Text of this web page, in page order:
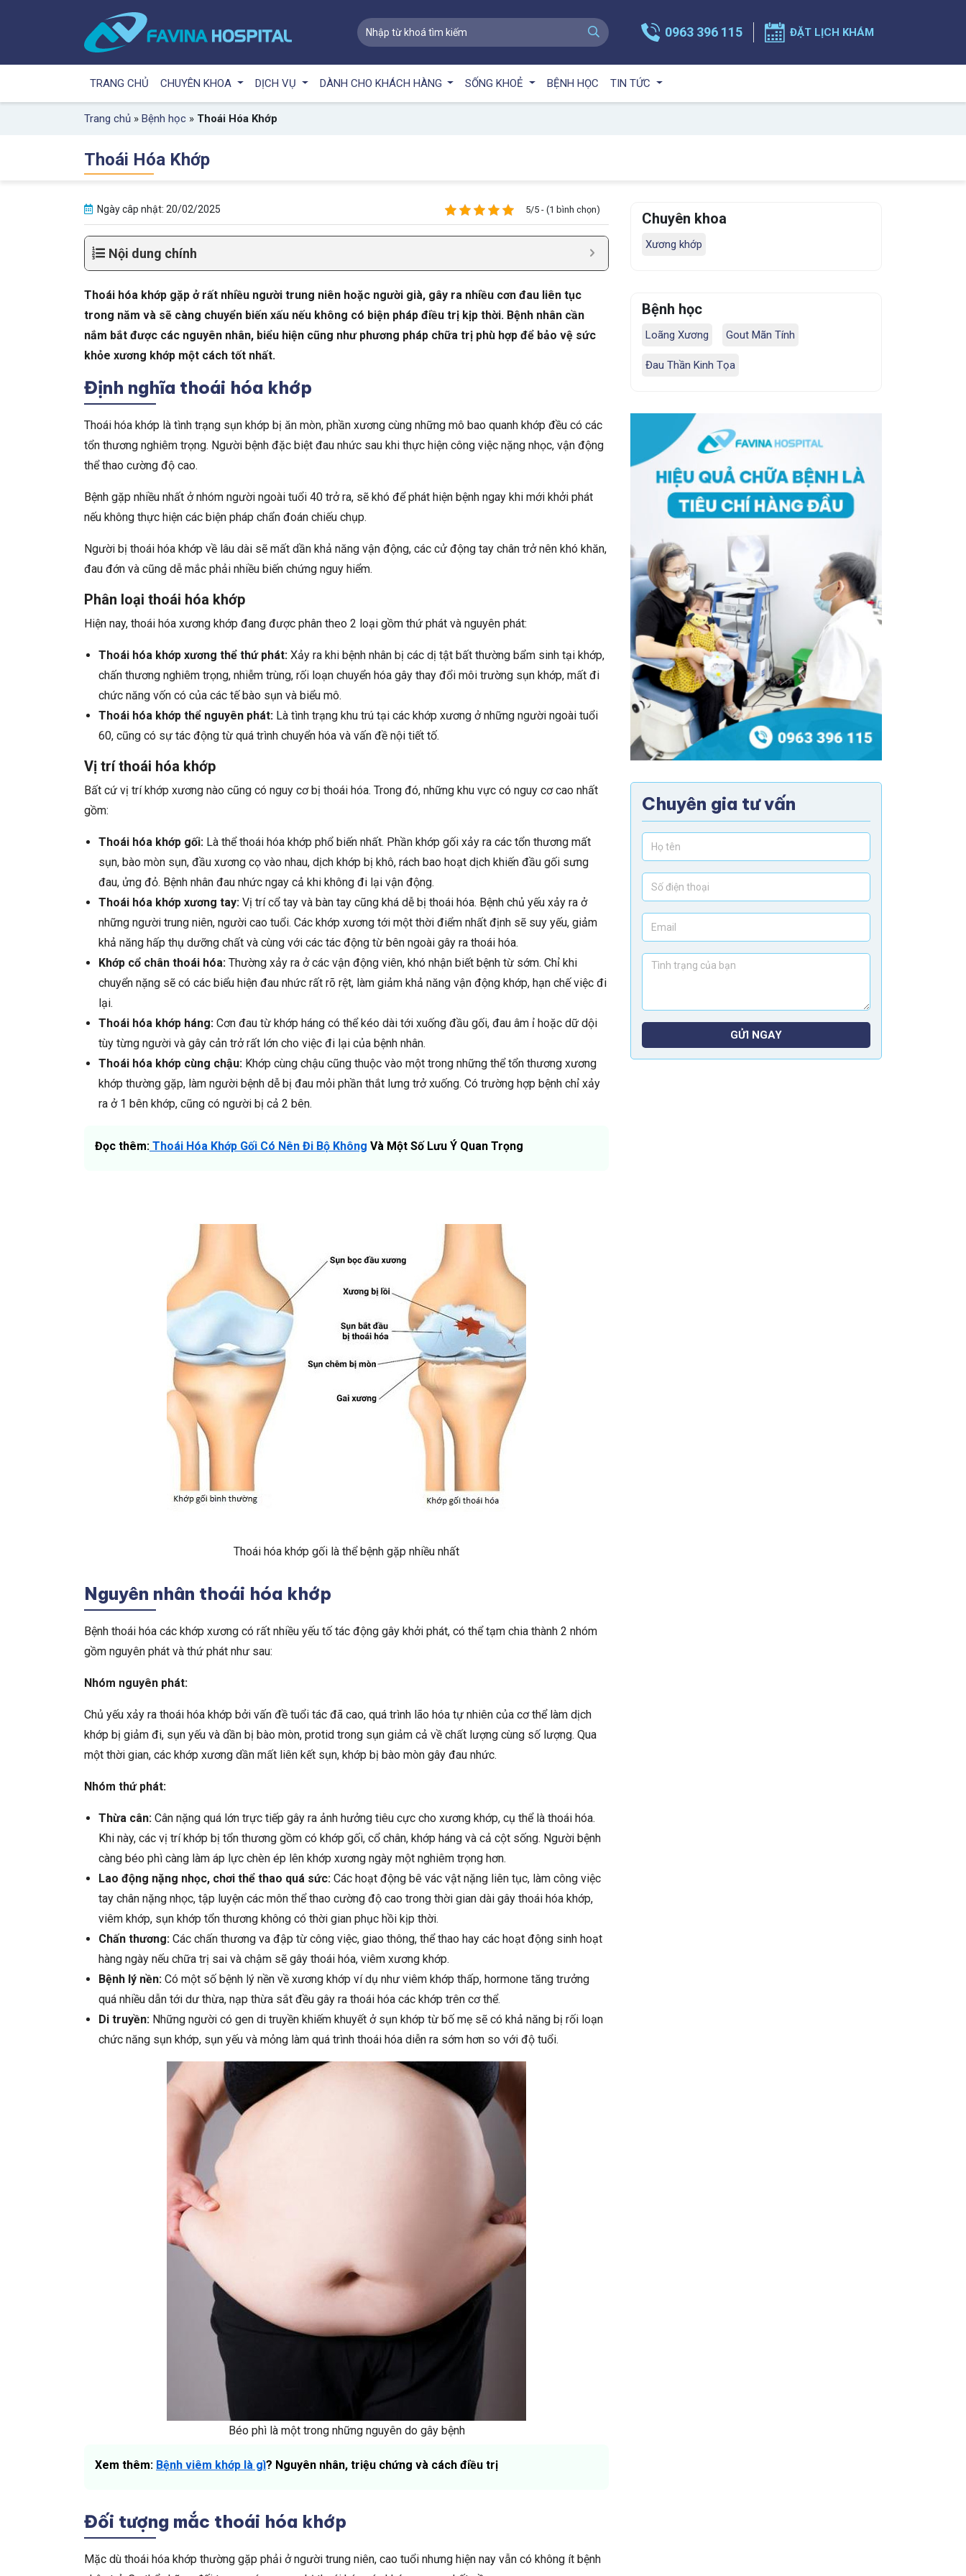
0963 396 115 ĐẶT LỊCH KHÁM
TRANG CHỦ CHUYÊN KHOA DỊCH VỤ DÀNH CHO KHÁCH HÀNG SỐNG KHOẺ BỆNH HỌC TIN TỨC
Trang chủ » Bệnh học » Thoái Hóa Khớp
Thoái Hóa Khớp
Ngày câp nhật: 20/02/2025 5/5 - (1 bình chọn)
Nội dung chính
Thoái hóa khớp gặp ở rất nhiều người trung niên hoặc người già, gây ra nhiều cơn đau liên tục
trong năm và sẽ càng chuyển biến xấu nếu không có biện pháp điều trị kịp thời. Bệnh nhân cần
nắm bắt được các nguyên nhân, biểu hiện cũng như phương pháp chữa trị phù hợp để bảo vệ sức
khỏe xương khớp một cách tốt nhất.
Định nghĩa thoái hóa khớp
Thoái hóa khớp là tình trạng sụn khớp bị ăn mòn, phần xương cùng những mô bao quanh khớp đều có các
tổn thương nghiêm trọng. Người bệnh đặc biệt đau nhức sau khi thực hiện công việc nặng nhọc, vận động
thể thao cường độ cao.
Bệnh gặp nhiều nhất ở nhóm người ngoài tuổi 40 trở ra, sẽ khó để phát hiện bệnh ngay khi mới khởi phát
nếu không thực hiện các biện pháp chẩn đoán chiếu chụp.
Người bị thoái hóa khớp về lâu dài sẽ mất dần khả năng vận động, các cử động tay chân trở nên khó khăn,
đau đớn và cũng dễ mắc phải nhiều biến chứng nguy hiểm.
Phân loại thoái hóa khớp
Hiện nay, thoái hóa xương khớp đang được phân theo 2 loại gồm thứ phát và nguyên phát:
Thoái hóa khớp xương thể thứ phát: Xảy ra khi bệnh nhân bị các dị tật bất thường bẩm sinh tại khớp,
chấn thương nghiêm trọng, nhiễm trùng, rối loạn chuyển hóa gây thay đổi môi trường sụn khớp, mất đi
chức năng vốn có của các tế bào sụn và biểu mô.
Thoái hóa khớp thể nguyên phát: Là tình trạng khu trú tại các khớp xương ở những người ngoài tuổi
60, cũng có sự tác động từ quá trình chuyển hóa và vấn đề nội tiết tố.
Vị trí thoái hóa khớp
Bất cứ vị trí khớp xương nào cũng có nguy cơ bị thoái hóa. Trong đó, những khu vực có nguy cơ cao nhất
gồm:
Thoái hóa khớp gối: Là thể thoái hóa khớp phổ biến nhất. Phần khớp gối xảy ra các tổn thương mất
sụn, bào mòn sụn, đầu xương cọ vào nhau, dịch khớp bị khô, rách bao hoạt dịch khiến đầu gối sưng
đau, ửng đỏ. Bệnh nhân đau nhức ngay cả khi không đi lại vận động.
Thoái hóa khớp xương tay: Vị trí cổ tay và bàn tay cũng khá dễ bị thoái hóa. Bệnh chủ yếu xảy ra ở
những người trung niên, người cao tuổi. Các khớp xương tới một thời điểm nhất định sẽ suy yếu, giảm
khả năng hấp thụ dưỡng chất và cùng với các tác động từ bên ngoài gây ra thoái hóa.
Khớp cổ chân thoái hóa: Thường xảy ra ở các vận động viên, khó nhận biết bệnh từ sớm. Chỉ khi
chuyển nặng sẽ có các biểu hiện đau nhức rất rõ rệt, làm giảm khả năng vận động khớp, hạn chế việc đi
lại.
Thoái hóa khớp háng: Cơn đau từ khớp háng có thể kéo dài tới xuống đầu gối, đau âm ỉ hoặc dữ dội
tùy từng người và gây cản trở rất lớn cho việc đi lại của bệnh nhân.
Thoái hóa khớp cùng chậu: Khớp cùng chậu cũng thuộc vào một trong những thể tổn thương xương
khớp thường gặp, làm người bệnh dễ bị đau mỏi phần thắt lưng trở xuống. Có trường hợp bệnh chỉ xảy
ra ở 1 bên khớp, cũng có người bị cả 2 bên.
Đọc thêm: Thoái Hóa Khớp Gối Có Nên Đi Bộ Không Và Một Số Lưu Ý Quan Trọng
Thoái hóa khớp gối là thể bệnh gặp nhiều nhất
Nguyên nhân thoái hóa khớp
Bệnh thoái hóa các khớp xương có rất nhiều yếu tố tác động gây khởi phát, có thể tạm chia thành 2 nhóm
gồm nguyên phát và thứ phát như sau:
Nhóm nguyên phát:
Chủ yếu xảy ra thoái hóa khớp bởi vấn đề tuổi tác đã cao, quá trình lão hóa tự nhiên của cơ thể làm dịch
khớp bị giảm đi, sụn yếu và dần bị bào mòn, protid trong sụn giảm cả về chất lượng cùng số lượng. Qua
một thời gian, các khớp xương dần mất liên kết sụn, khớp bị bào mòn gây đau nhức.
Nhóm thứ phát:
Thừa cân: Cân nặng quá lớn trực tiếp gây ra ảnh hưởng tiêu cực cho xương khớp, cụ thể là thoái hóa.
Khi này, các vị trí khớp bị tổn thương gồm có khớp gối, cổ chân, khớp háng và cả cột sống. Người bệnh
càng béo phì càng làm áp lực chèn ép lên khớp xương ngày một nghiêm trọng hơn.
Lao động nặng nhọc, chơi thể thao quá sức: Các hoạt động bê vác vật nặng liên tục, làm công việc
tay chân nặng nhọc, tập luyện các môn thể thao cường độ cao trong thời gian dài gây thoái hóa khớp,
viêm khớp, sụn khớp tổn thương không có thời gian phục hồi kịp thời.
Chấn thương: Các chấn thương va đập từ công việc, giao thông, thể thao hay các hoạt động sinh hoạt
hàng ngày nếu chữa trị sai và chậm sẽ gây thoái hóa, viêm xương khớp.
Bệnh lý nền: Có một số bệnh lý nền về xương khớp ví dụ như viêm khớp thấp, hormone tăng trưởng
quá nhiều dẫn tới dư thừa, nạp thừa sắt đều gây ra thoái hóa các khớp trên cơ thể.
Di truyền: Những người có gen di truyền khiếm khuyết ở sụn khớp từ bố mẹ sẽ có khả năng bị rối loạn
chức năng sụn khớp, sụn yếu và mỏng làm quá trình thoái hóa diễn ra sớm hơn so với độ tuổi.
Béo phì là một trong những nguyên do gây bệnh
Xem thêm: Bệnh viêm khớp là gì? Nguyên nhân, triệu chứng và cách điều trị
Đối tượng mắc thoái hóa khớp
Mặc dù thoái hóa khớp thường gặp phải ở người trung niên, cao tuổi nhưng hiện nay vẫn có không ít bệnh
Chuyên khoa
Xương khớp
Bệnh học
Loãng Xương Gout Mãn Tính
Đau Thần Kinh Tọa
Chuyên gia tư vấn
GỬI NGAY